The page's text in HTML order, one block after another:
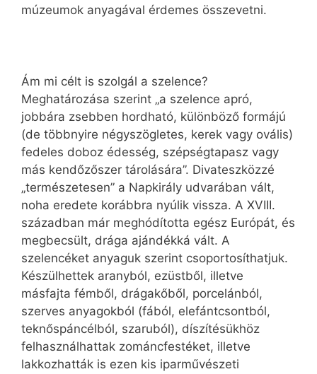
múzeumok anyagával érdemes összevetni.
Ám mi célt is szolgál a szelence?
Meghatározása szerint „a szelence apró,
jobbára zsebben hordható, különböző formájú
(de többnyire négyszögletes, kerek vagy ovális)
fedeles doboz édesség, szépségtapasz vagy
más kendőzőszer tárolására”. Divateszközzé
„természetesen” a Napkirály udvarában vált,
noha eredete korábbra nyúlik vissza. A XVIII.
században már meghódította egész Európát, és
megbecsült, drága ajándékká vált. A
szelencéket anyaguk szerint csoportosíthatjuk.
Készülhettek aranyból, ezüstből, illetve
másfajta fémből, drágakőből, porcelánból,
szerves anyagokból (fából, elefántcsontból,
teknőspáncélból, szaruból), díszítésükhöz
felhasználhattak zománcfestéket, illetve
lakkozhatták is ezen kis iparművészeti